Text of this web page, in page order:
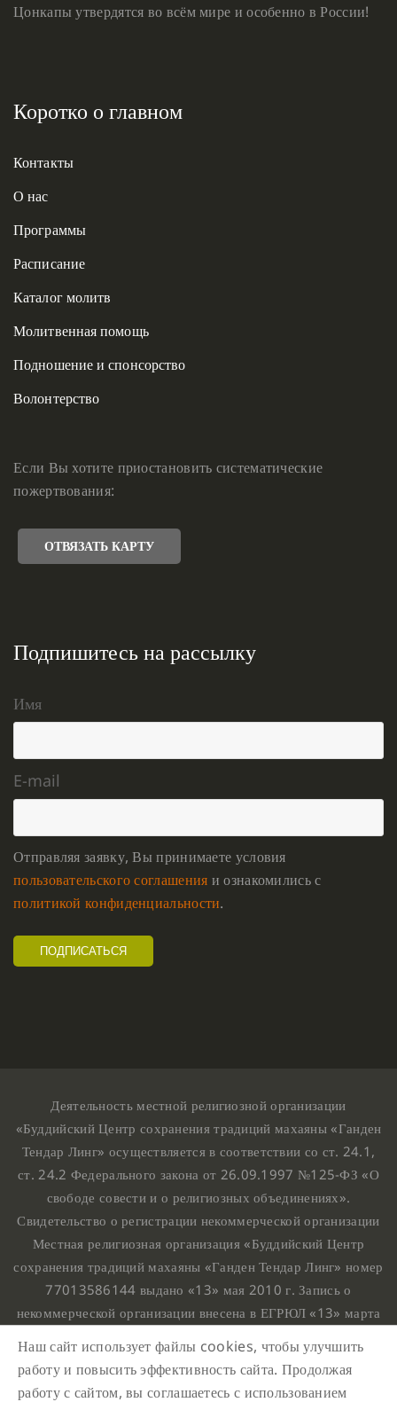
Цонкапы утвердятся во всём мире и особенно в России!
Коротко о главном
Контакты
О нас
Программы
Расписание
Каталог молитв
Молитвенная помощь
Подношение и спонсорство
Волонтерство
Если Вы хотите приостановить систематические
пожертвования:
ОТВЯЗАТЬ КАРТУ
Подпишитесь на рассылку
Имя
E-mail
Отправляя заявку, Вы принимаете условия
пользовательского соглашения и ознакомились с
политикой конфиденциальности.
Деятельность местной религиозной организации
«Буддийский Центр сохранения традиций махаяны «Ганден
Тендар Линг» осуществляется в соответствии со ст. 24.1,
ст. 24.2 Федерального закона от 26.09.1997 №125-ФЗ «О
свободе совести и о религиозных объединениях».
Свидетельство о регистрации некоммерческой организации
Местная религиозная организация «Буддийский Центр
сохранения традиций махаяны «Ганден Тендар Линг» номер
77013586144 выдано «13» мая 2010 г. Запись о
некоммерческой организации внесена в ЕГРЮЛ «13» марта
номером 1107799015708.
Ганден Тендар Линг © 2020 Все права защищены
Наш сайт использует файлы cookies, чтобы улучшить
работу и повысить эффективность сайта. Продолжая
работу с сайтом, вы соглашаетесь с использованием